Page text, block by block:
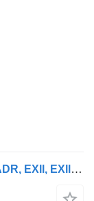
Van Hool 3-ASSIGE OPLEGGER 30FT,ADR, EXll, EXlll, FL,AT, chassis own weig